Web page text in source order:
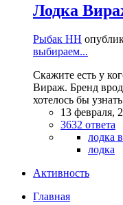
Лодка
Рыбак НН
выбираем...
Скажите есть у
Вираж. Бренд
хотелось бы
13 февраля,
3632 ответа
лодка
лодка
Активность
Главная